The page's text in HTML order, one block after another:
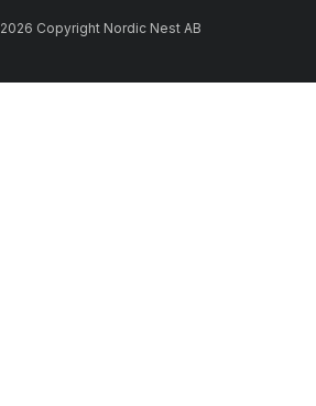
Copyright Nordic Nest AB